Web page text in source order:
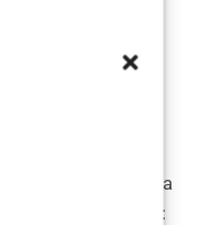
i
bi se dobio
udubljene brade.
brojne prednosti za
brade. Oni mogu: